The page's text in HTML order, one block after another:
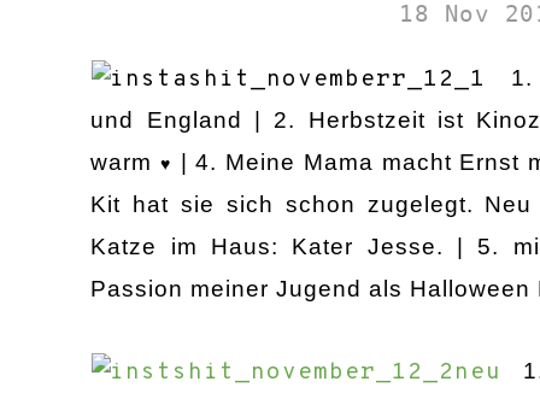
18 Nov
und England | 2. Herbstzeit ist
warm♥
| 4. Meine Mama macht Ernst
Kit hat sie sich schon zugelegt.
Katze im Haus: Kater Jesse. | 5.
Passion meiner Jugend als